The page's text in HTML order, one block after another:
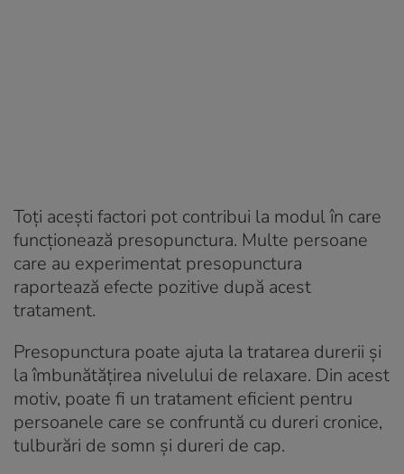
Toți acești factori pot contribui la modul în care
funcționează presopunctura. Multe persoane
care au experimentat presopunctura
raportează efecte pozitive după acest
tratament.
Presopunctura poate ajuta la tratarea durerii și
la îmbunătățirea nivelului de relaxare. Din acest
motiv, poate fi un tratament eficient pentru
persoanele care se confruntă cu dureri cronice,
tulburări de somn și dureri de cap.